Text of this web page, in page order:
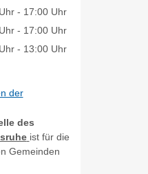
- 17:00 Uhr
- 17:00 Uhr
- 13:00 Uhr
der
des
ist für die
Gemeinden